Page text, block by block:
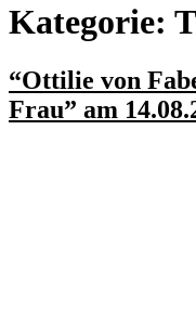
Kategorie:
“Ottilie von
Frau” am